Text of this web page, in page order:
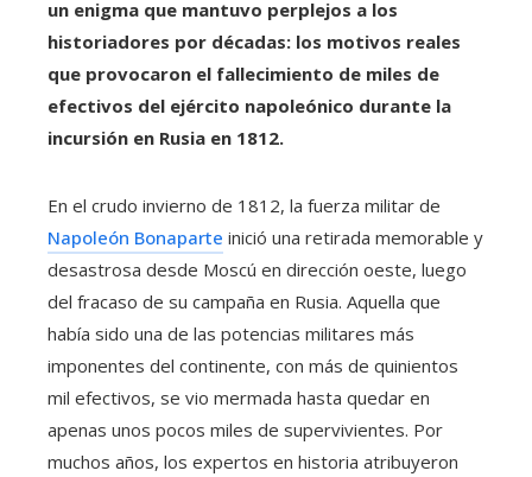
un enigma que mantuvo perplejos a los
historiadores por décadas: los motivos reales
que provocaron el fallecimiento de miles de
efectivos del ejército napoleónico durante la
incursión en Rusia en 1812.
En el crudo invierno de 1812, la fuerza militar de
Napoleón Bonaparte inició una retirada memorable y
desastrosa desde Moscú en dirección oeste, luego
del fracaso de su campaña en Rusia. Aquella que
había sido una de las potencias militares más
imponentes del continente, con más de quinientos
mil efectivos, se vio mermada hasta quedar en
apenas unos pocos miles de supervivientes. Por
muchos años, los expertos en historia atribuyeron